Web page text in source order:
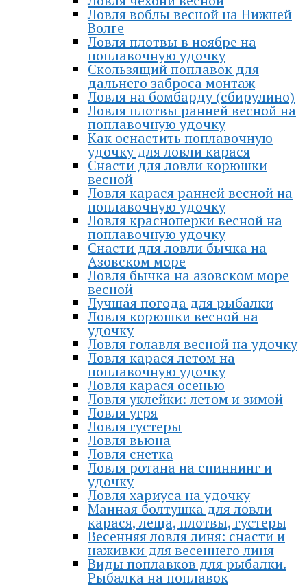
Ловля воблы весной на Нижней
Волге
Ловля плотвы в ноябре на
поплавочную удочку
Скользящий поплавок для
дальнего заброса монтаж
Ловля на бомбарду (сбирулино)
Ловля плотвы ранней весной на
поплавочную удочку
Как оснастить поплавочную
удочку для ловли карася
Снасти для ловли корюшки
весной
Ловля карася ранней весной на
поплавочную удочку
Ловля красноперки весной на
поплавочную удочку
Снасти для ловли бычка на
Азовском море
Ловля бычка на азовском море
весной
Лучшая погода для рыбалки
Ловля корюшки весной на
удочку
Ловля голавля весной на удочку
Ловля карася летом на
поплавочную удочку
Ловля карася осенью
Ловля уклейки: летом и зимой
Ловля угря
Ловля густеры
Ловля вьюна
Ловля снетка
Ловля ротана на спиннинг и
удочку
Ловля хариуса на удочку
Манная болтушка для ловли
карася, леща, плотвы, густеры
Весенняя ловля линя: снасти и
наживки для весеннего линя
Виды поплавков для рыбалки.
Рыбалка на поплавок